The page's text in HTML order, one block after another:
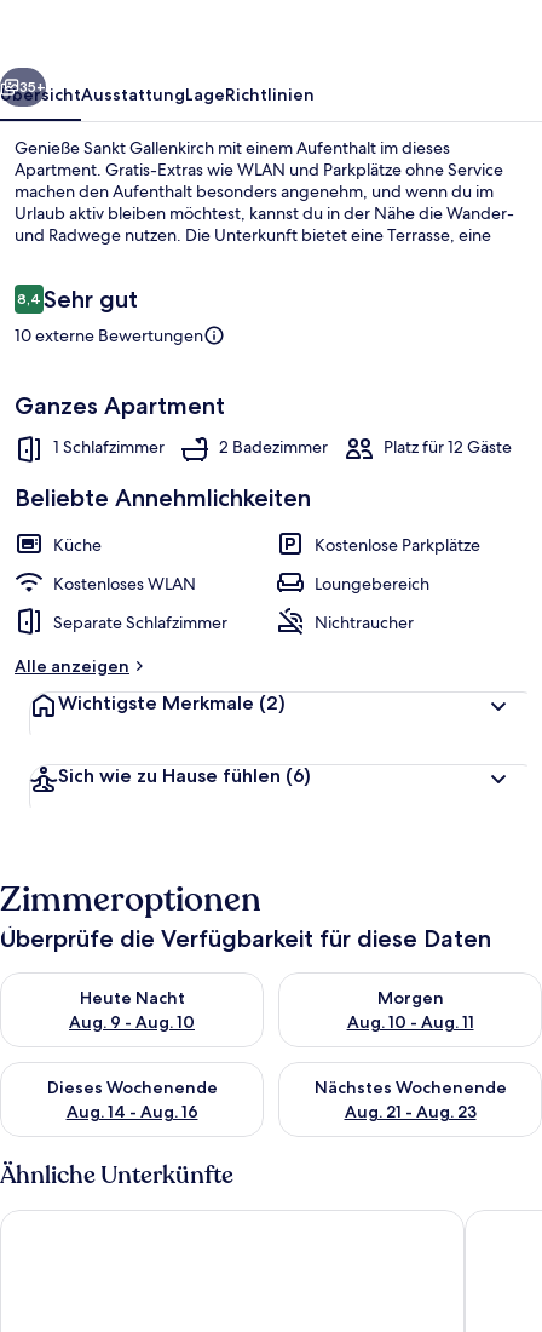
Weiter
35+
ÜbersichtAusstattungLageRichtlinien
Genieße Sankt Gallenkirch mit einem Aufenthalt im dieses
Apartment. Gratis-Extras wie WLAN und Parkplätze ohne Service
machen den Aufenthalt besonders angenehm, und wenn du im
Urlaub aktiv bleiben möchtest, kannst du in der Nähe die Wander-
und Radwege nutzen. Die Unterkunft bietet eine Terrasse, eine
Bewertungen
8,48,4 von 10.
Sehr gut
10 externe Bewertungen
Ganzes Apartment
1 Schlafzimmer 2 Badezimmer Platz für 12 Gäste
Beliebte Annehmlichkeiten
Küche
Kostenlose Parkplätze
Kostenloses WLAN
Loungebereich
Separate Schlafzimmer
Nichtraucher
Alle anzeigen
Wichtigste Merkmale (2)
Sich wie zu Hause fühlen (6)
Zimmeroptionen
Überprüfe die Verfügbarkeit für diese Daten
Heute Nacht
Aug. 9 - Aug. 10
Überprüfe die Verfügbarkeit für heute Nacht, Aug. 9 - Aug.
Morgen
Aug. 10 - Aug. 11
Überprüfe die Verfügbarkeit
Dieses Wochenende
Aug. 14 - Aug. 16
Überprüfe die Verfügbarkeit für dieses Wochenende, Aug. 14
Nächstes Wochenende
Aug. 21 - Aug. 23
Überprüfe die Verfügbarkeit
Ähnliche Unterkünfte
Apartment in Schruns Near ski Resort